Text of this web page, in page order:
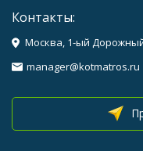
Контакты:
Москва, 1-ый Дорожный
manager@kotmatros.ru